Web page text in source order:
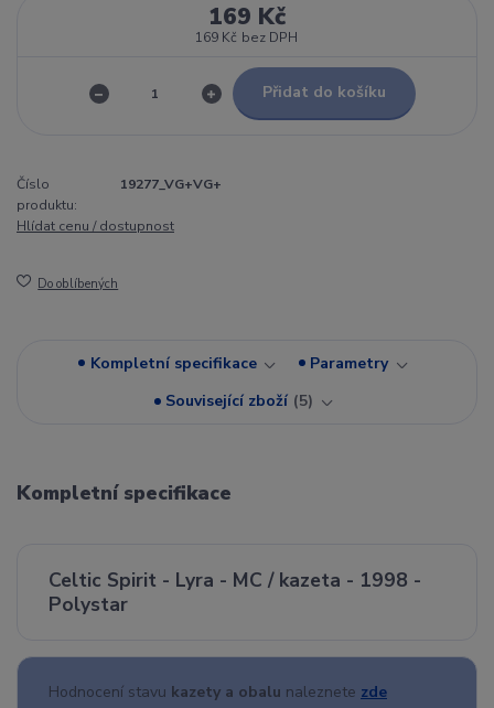
169 Kč
169 Kč bez DPH
Přidat do košíku
Číslo
produktu:
19277_VG+VG+
Hlídat cenu / dostupnost
Do oblíbených
Kompletní specifikace
Parametry
Související zboží 5
Kompletní specifikace
Celtic Spirit - Lyra - MC / kazeta - 1998 -
Polystar
Hodnocení stavu kazety a obalu naleznete zde